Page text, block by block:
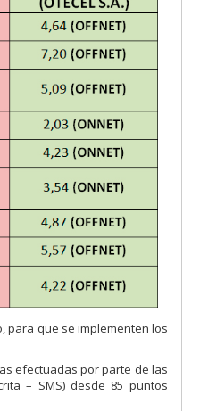
para que se implementen los
efectuadas por parte de las
– SMS) desde 85 puntos